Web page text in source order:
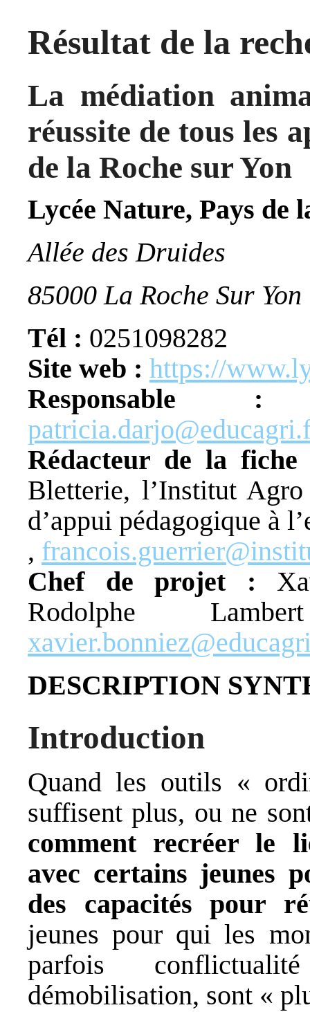
Résultat de la
La médiation
réussite de tous les
de la Roche sur Yon
Lycée Nature, Pays de
Allée des Druides
85000 La Roche Sur Yon
Tél : 0251098282
Site web : https://
Rédacteur de la
Bletterie, l’Institut
d’appui pédagogique à
,
Chef de projet :
Rodolphe
DESCRIPTION
Introduction
Quand les outils «
suffisent plus, ou ne
comment recréer le
avec certains jeunes
des capacités pour
jeunes pour qui les
parfois
démobilisation, sont «